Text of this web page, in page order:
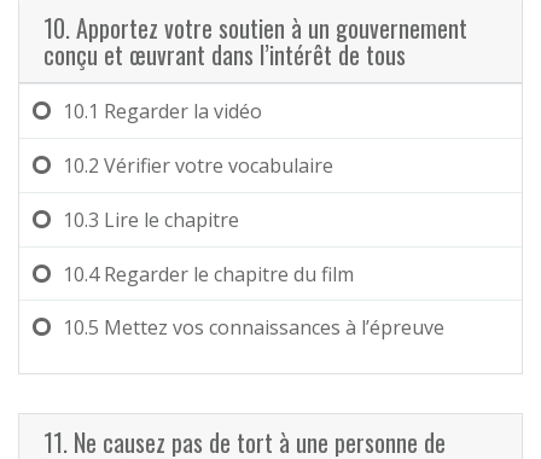
10. Apportez votre soutien à un gouvernement
conçu et œuvrant dans l’intérêt de tous
10.1 Regarder la vidéo
10.2 Vérifier votre vocabulaire
10.3 Lire le chapitre
10.4Regarder le chapitre du film
10.5 Mettez vos connaissances à l’épreuve
11. Ne causez pas de tort à une personne de